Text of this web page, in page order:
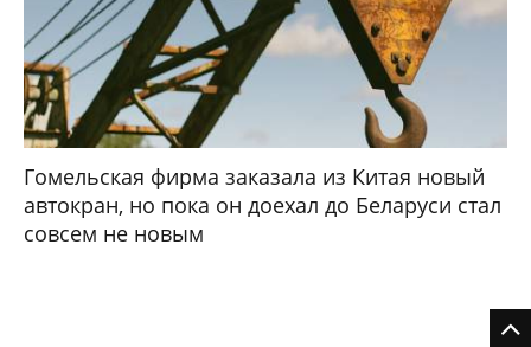
Гомельская фирма заказала из Китая новый
автокран, но пока он доехал до Беларуси стал
совсем не новым